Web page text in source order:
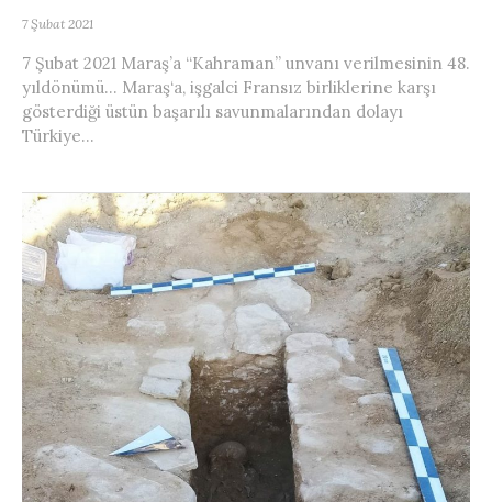
7 Şubat 2021
7 Şubat 2021 Maraş’a “Kahraman” unvanı verilmesinin 48.
yıldönümü… Maraş‘a, işgalci Fransız birliklerine karşı
gösterdiği üstün başarılı savunmalarından dolayı
Türkiye...